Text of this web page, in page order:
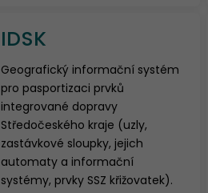
IDSK
Geografický informační systém
pro pasportizaci prvků
integrované dopravy
Středočeského kraje (uzly,
zastávkové sloupky, jejich
automaty a informační
systémy, prvky SSZ křižovatek).